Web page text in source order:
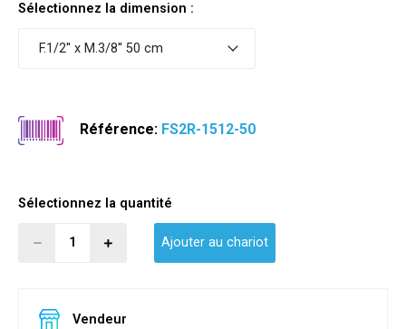
Sélectionnez la dimension :
F.1/2'' x M.3/8'' 50 cm
Référence: FS2R-1512-50
Sélectionnez la quantité
Ajouter au chariot
Vendeur